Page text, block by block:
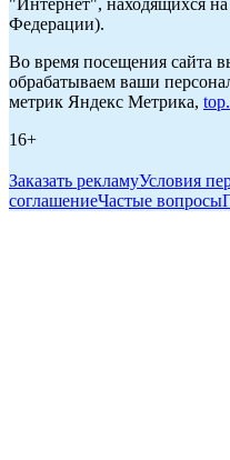
"Интернет", находящихся
Федерации).
Во время посещения сайта
обрабатываем ваши
метрик Яндекс Метрика,
16+
Заказать рекламуУсловия
соглашениеЧастые вопросы